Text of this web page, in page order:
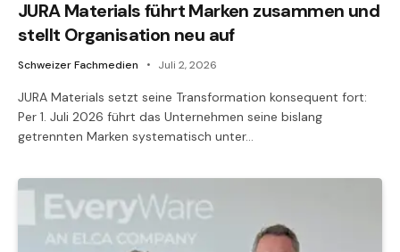
JURA Materials führt Marken zusammen und
stellt Organisation neu auf
Schweizer Fachmedien Juli 2, 2026
JURA Materials setzt seine Transformation konsequent fort:
Per 1. Juli 2026 führt das Unternehmen seine bislang
getrennten Marken systematisch unter…